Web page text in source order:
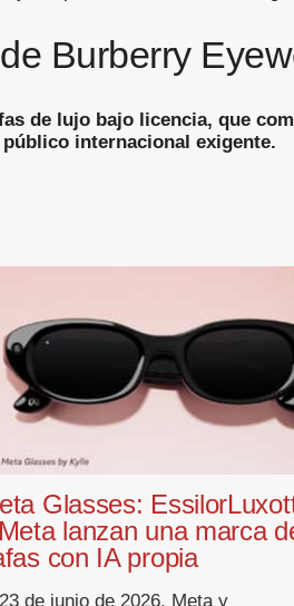
Burberry
de lujo bajo licencia, que
internacional exigente.
Glasses:
lanzan una marca
con IA propia
de junio de 2026, Meta y